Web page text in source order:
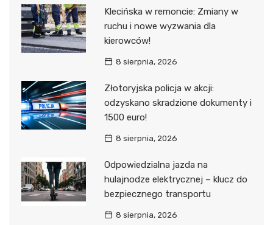
Klecińska w remoncie: Zmiany w
ruchu i nowe wyzwania dla
kierowców!
8 sierpnia, 2026
Złotoryjska policja w akcji:
odzyskano skradzione dokumenty i
1500 euro!
8 sierpnia, 2026
Odpowiedzialna jazda na
hulajnodze elektrycznej – klucz do
bezpiecznego transportu
8 sierpnia, 2026